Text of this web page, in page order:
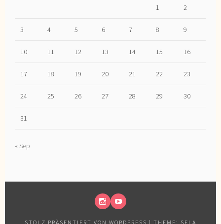
1 2
3 4 5 6 7 8 9
10 11 12 13 14 15 16
17 18 19 20 21 22 23
24 25 26 27 28 29 30
31
« Sep
STOLZ PRÄSENTIERT VON WORDPRESS | THEME: SELA